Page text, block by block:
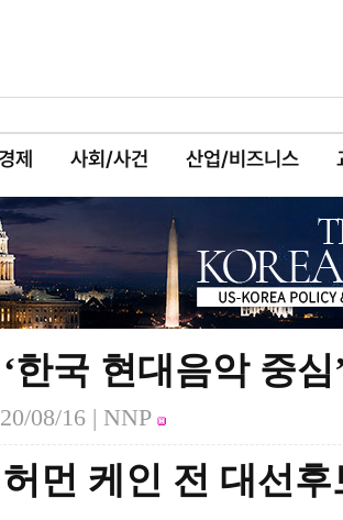
제 사회/사건 산업/비즈니스
‘한국 현대음악 중
08/16 | NNP
허먼 케인 전 대선